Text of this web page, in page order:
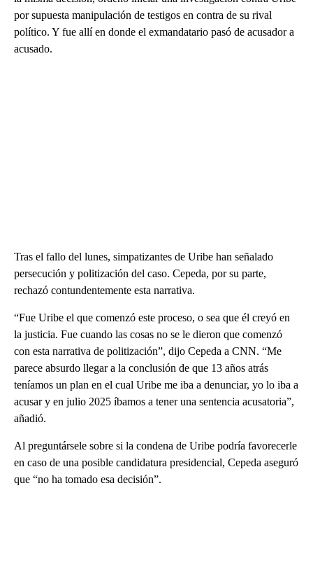
por supuesta manipulación de testigos en contra de su rival
político. Y fue allí en donde el exmandatario pasó de acusador a
acusado.
Tras el fallo del lunes, simpatizantes de Uribe han señalado
persecución y politización del caso. Cepeda, por su parte,
rechazó contundentemente esta narrativa.
“Fue Uribe el que comenzó este proceso, o sea que él creyó en
la justicia. Fue cuando las cosas no se le dieron que comenzó
con esta narrativa de politización”, dijo Cepeda a CNN. “Me
parece absurdo llegar a la conclusión de que 13 años atrás
teníamos un plan en el cual Uribe me iba a denunciar, yo lo iba a
acusar y en julio 2025 íbamos a tener una sentencia acusatoria”,
añadió.
Al preguntársele sobre si la condena de Uribe podría favorecerle
en caso de una posible candidatura presidencial, Cepeda aseguró
que “no ha tomado esa decisión”.